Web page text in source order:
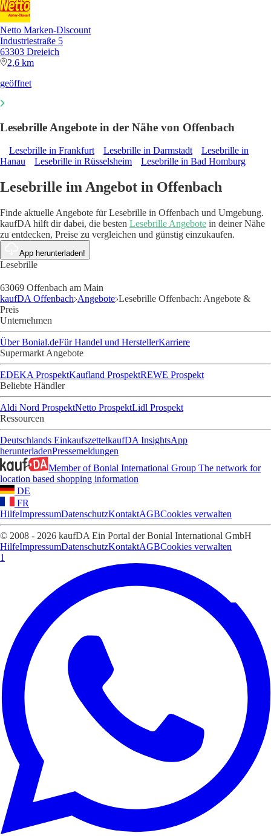
Netto Marken-Discount
Industriestraße 5
63303 Dreieich
2,6 km
geöffnet
Lesebrille Angebote in der Nähe von Offenbach
Lesebrille in Frankfurt Lesebrille in Darmstadt
Lesebrille in
Hanau
Lesebrille in Rüsselsheim Lesebrille in Bad Homburg
Lesebrille im Angebot in Offenbach
Finde aktuelle Angebote für Lesebrille in Offenbach und Umgebung.
kaufDA hilft dir dabei, die besten Lesebrille Angebote in deiner Nähe
zu entdecken, Preise zu vergleichen und günstig einzukaufen.
App herunterladen!
Lesebrille
63069 Offenbach am Main
kaufDA Offenbach Angebote Lesebrille Offenbach: Angebote &
Preis
Unternehmen
Über Bonial.deFür Handel und HerstellerKarriere
Supermarkt Angebote
EDEKA ProspektKaufland ProspektREWE Prospekt
Beliebte Händler
Aldi Nord ProspektNetto ProspektLidl Prospekt
Ressourcen
Deutschlands EinkaufszettelkaufDA InsightsApp
herunterladenPressemeldungen
Member of Bonial International Group The network for
location based shopping information
DE
FR
HilfeImpressumDatenschutzKontaktAGBCookies verwalten
© 2008 - 2026 kaufDA Ein Portal der Bonial International GmbH
HilfeImpressumDatenschutzKontaktAGBCookies verwalten
1